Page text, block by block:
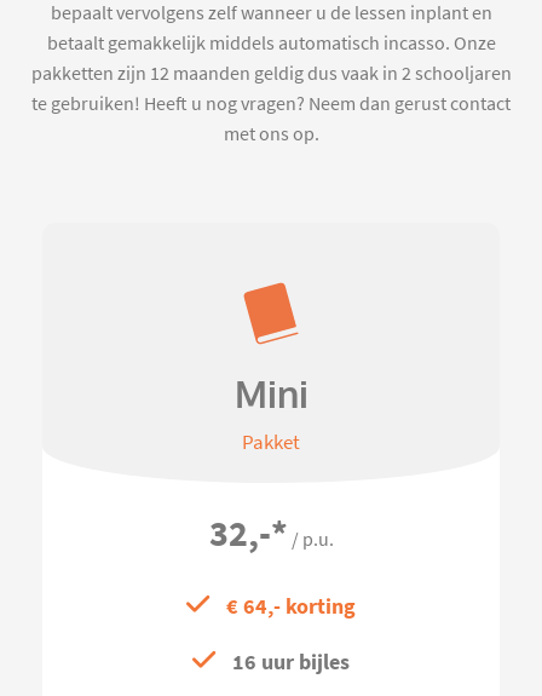
bepaalt vervolgens zelf wanneer u de lessen inplant en
betaalt gemakkelijk middels automatisch incasso. Onze
pakketten zijn 12 maanden geldig dus vaak in 2 schooljaren
te gebruiken! Heeft u nog vragen? Neem dan gerust contact
met ons op.
Mini
Pakket
32,-* / p.u.
€ 64,- korting
16 uur bijles